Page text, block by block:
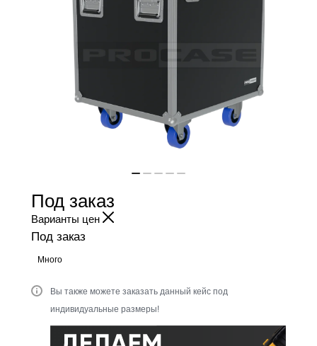
Под заказ
Варианты цен
Под заказ
Много
Вы также можете заказать данный кейс под
индивидуальные размеры!